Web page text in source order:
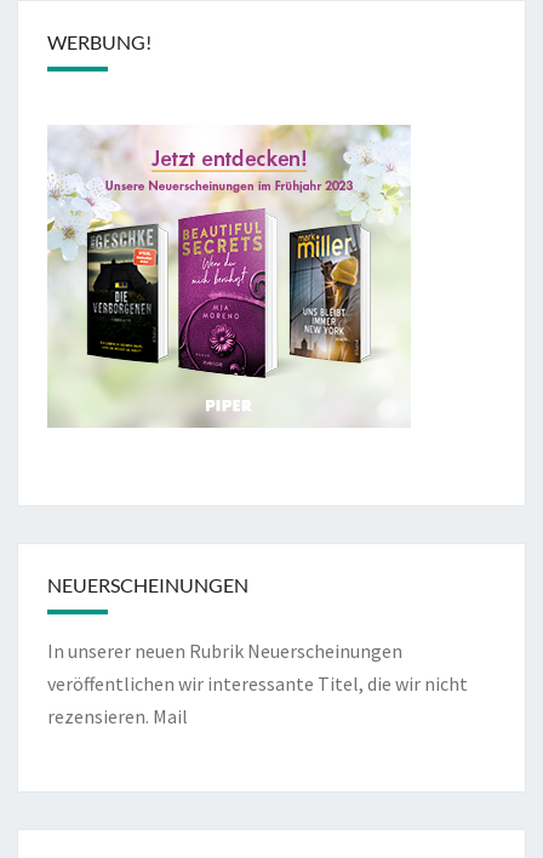
WERBUNG!
NEUERSCHEINUNGEN
In unserer neuen Rubrik Neuerscheinungen
veröffentlichen wir interessante Titel, die wir nicht
rezensieren. Mail